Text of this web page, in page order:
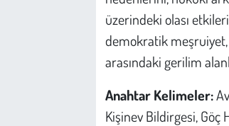
üzerindeki olası
demokratik meşruiyet,
arasındaki gerilim
Anahtar Kelimeler:
Kişinev Bildirgesi, Göç